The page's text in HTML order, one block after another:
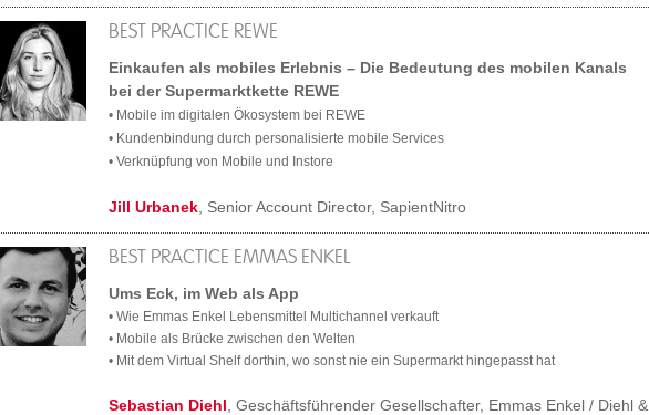
BEST PRACTICE REWE
Einkaufen als mobiles Erlebnis – Die Bedeutung des mobilen Kanals
bei der Supermarktkette REWE
• Mobile im digitalen Ökosystem bei REWE
• Kundenbindung durch personalisierte mobile Services
• Verknüpfung von Mobile und Instore
Jill Urbanek , Senior Account Director, SapientNitro
BEST PRACTICE EMMAS ENKEL
Ums Eck, im Web als App
• Wie Emmas Enkel Lebensmittel Multichannel verkauft
• Mobile als Brücke zwischen den Welten
• Mit dem Virtual Shelf dorthin, wo sonst nie ein Supermarkt hingepasst hat
Sebastian Diehl , Geschäftsführender Gesellschafter, Emmas Enkel / Diehl &